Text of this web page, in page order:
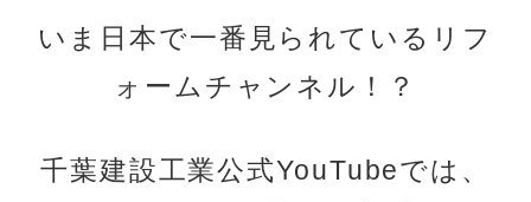
いま日本で一番見られているリフ
ォームチャンネル！？
千葉建設工業公式YouTubeでは、